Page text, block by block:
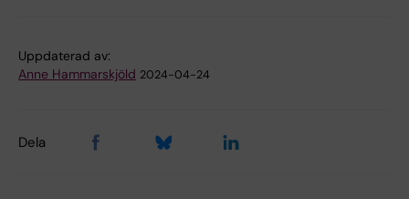
Uppdaterad av:
Anne Hammarskjöld 2024-04-24
Dela